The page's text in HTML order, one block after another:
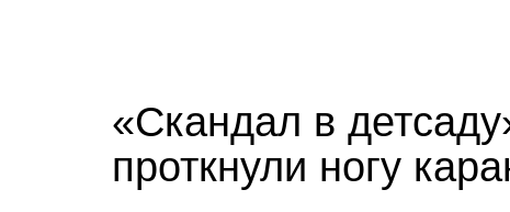
«Скандал в
проткнули ногу